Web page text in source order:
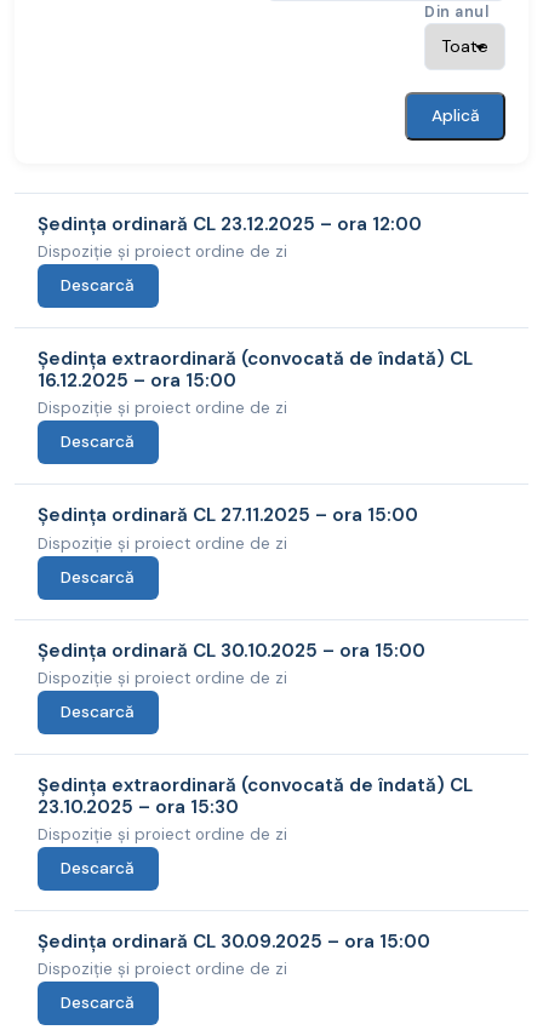
Din anul
Aplică
Ședința ordinară CL 23.12.2025 – ora 12:00
Dispoziție și proiect ordine de zi
Descarcă
Ședința extraordinară (convocată de îndată) CL
16.12.2025 – ora 15:00
Dispoziție și proiect ordine de zi
Descarcă
Ședința ordinară CL 27.11.2025 – ora 15:00
Dispoziție și proiect ordine de zi
Descarcă
Ședința ordinară CL 30.10.2025 – ora 15:00
Dispoziție și proiect ordine de zi
Descarcă
Ședința extraordinară (convocată de îndată) CL
23.10.2025 – ora 15:30
Dispoziție și proiect ordine de zi
Descarcă
Ședința ordinară CL 30.09.2025 – ora 15:00
Dispoziție și proiect ordine de zi
Descarcă